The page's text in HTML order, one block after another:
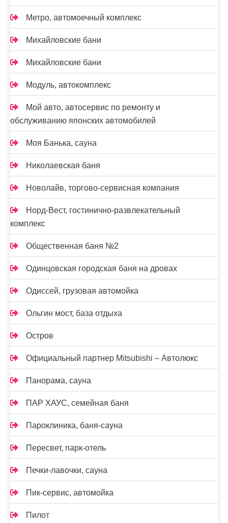
Метро, автомоечный комплекс
Михайловские бани
Михайловские бани
Модуль, автокомплекс
Мой авто, автосервис по ремонту и
обслуживанию японских автомобилей
Моя Банька, сауна
Николаевская баня
Новолайв, торгово-сервисная компания
Норд-Вест, гостинично-развлекательный
комплекс
Общественная баня №2
Одинцовская городская баня на дровах
Одиссей, грузовая автомойка
Ольгин мост, база отдыха
Остров
Официальный партнер Mitsubishi – Автолюкс
Панорама, сауна
ПАР ХАУС, семейная баня
Пароклиника, баня-сауна
Пересвет, парк-отель
Печки-лавочки, сауна
Пик-сервис, автомойка
Пилот